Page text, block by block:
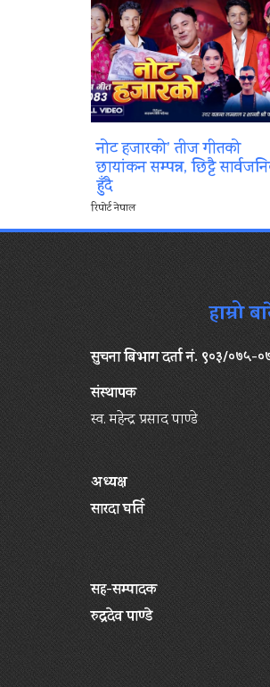
नोट हजारको’ तीज गीतको
छायांकन सम्पन्न, छिट्टै
हुँदै
रिपोर्ट नेपाल
हाम्रो
सुचना बिभाग दर्ता नं. ९०३/०७५-
संस्थापक
स्व. महेन्द्र प्रसाद पाण्डे
अध्यक्ष
सारदा घर्ति
सह-सम्पादक
रुद्रदेव पाण्डे